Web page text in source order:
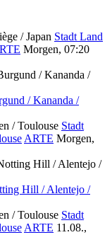
Stadt Land
Morgen, 07:20
/ Kananda /
Stadt
ARTE Morgen,
Hill / Alentejo /
Stadt
ARTE 11.08.,